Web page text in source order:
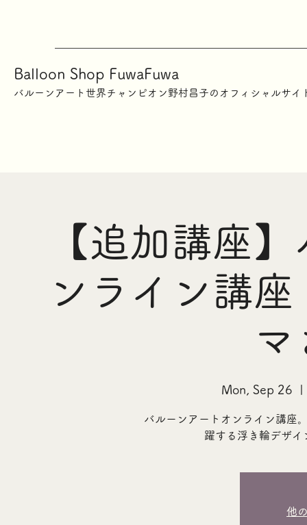
Balloon Shop FuwaFuwa
バルーンアート世界チャンピオン野村昌子のオフィシャルサイ
【追加講座
ンライン講
Mon, Sep 26
バルーンアートオンライン講座
躍する浮き輪デザ
他